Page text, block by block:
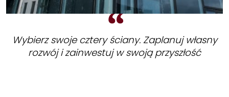
Wybierz swoje cztery ściany. Zaplanuj własny
rozwój i zainwestuj w swoją przyszłość